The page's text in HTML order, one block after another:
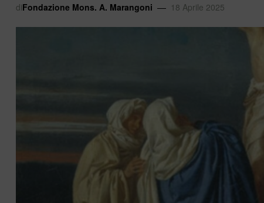
diFondazione Mons. A. Marangoni 18 Aprile 2025